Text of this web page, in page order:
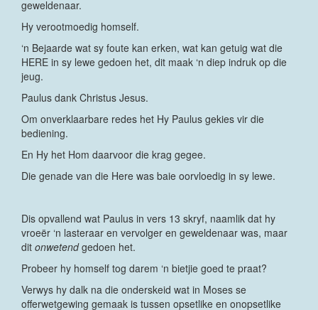
geweldenaar.
Hy verootmoedig homself.
‘n Bejaarde wat sy foute kan erken, wat kan getuig wat die
HERE in sy lewe gedoen het, dit maak ‘n diep indruk op die
jeug.
Paulus dank Christus Jesus.
Om onverklaarbare redes het Hy Paulus gekies vir die
bediening.
En Hy het Hom daarvoor die krag gegee.
Die genade van die Here was baie oorvloedig in sy lewe.
Dis opvallend wat Paulus in vers 13 skryf, naamlik dat hy
vroeër ‘n lasteraar en vervolger en geweldenaar was, maar
dit onwetendgedoen het.
Probeer hy homself tog darem ‘n bietjie goed te praat?
Verwys hy dalk na die onderskeid wat in Moses se
offerwetgewing gemaak is tussen opsetlike en onopsetlike